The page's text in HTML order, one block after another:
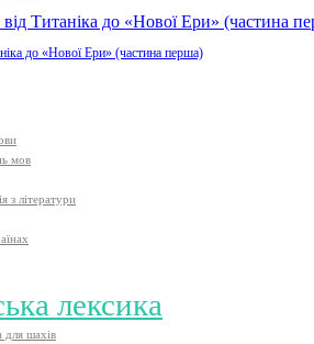
до «Нової Ери» (частина перша)
мов
з літератури
лексика
для шахів